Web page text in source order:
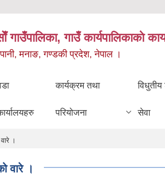
गाउँपालिका, गाउँ कार्यपालिकाकाे
मनाङ, गण्डकी प्रदेश, नेपाल ।
कार्यक्रम तथा
परियोजना सेवा
।
वारे ।